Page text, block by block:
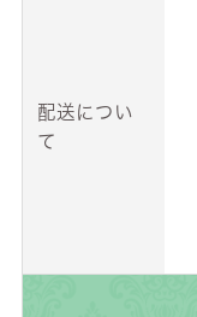
配送につい
て